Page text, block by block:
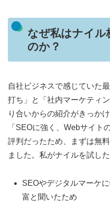
なぜ私はナイル
のか？
自社ビジネスで感じていた
打ち」と「社内マーケティ
り合いからの紹介がきっか
「SEOに強く、Webサイト
評判だったため、まずは無
ました。私がナイルを試し
SEOやデジタルマーケ
富と聞いたため